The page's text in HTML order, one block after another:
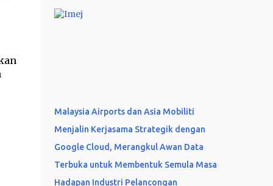
US$2 billion investment in Elmina Business
meet those needs but also unlock immense
potential for local businesses and
communities. The investments in Malaysia
are estimated to support more than US$3.2
billion in positive economic impact and
create 26,500 jobs by 2030. Google has also
Malaysia Airports dan Asia Mobiliti
Menjalin Kerjasama Strategik dengan
Google Cloud, Merangkul Awan Data
Terbuka untuk Membentuk Semula Masa
Hadapan Industri Pelancongan